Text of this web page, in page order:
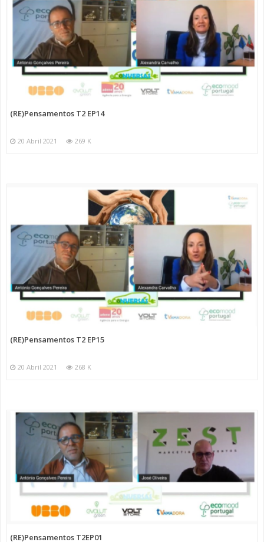
(RE)Pensamentos T2 EP14
20 Abril 2021 269 K
(RE)Pensamentos T2 EP15
20 Abril 2021 268 K
(RE)Pensamentos T2EP01